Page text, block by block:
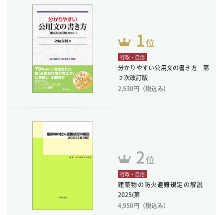
行政・自治
分かりやすい公用文の書き方 第
２次改訂版
2,530円（税込み）
行政・自治
建築物の防火避難規定の解説
2025(第
4,950円（税込み）